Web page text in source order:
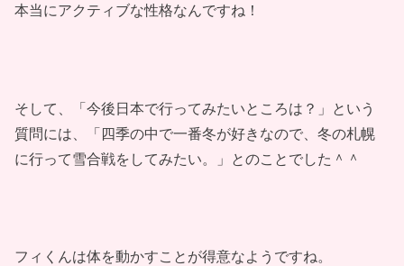
本当にアクティブな性格なんですね！
そして、「今後日本で行ってみたいところは？」という
質問には、「四季の中で一番冬が好きなので、冬の札幌
に行って雪合戦をしてみたい。」とのことでした＾＾
フィくんは体を動かすことが得意なようですね。